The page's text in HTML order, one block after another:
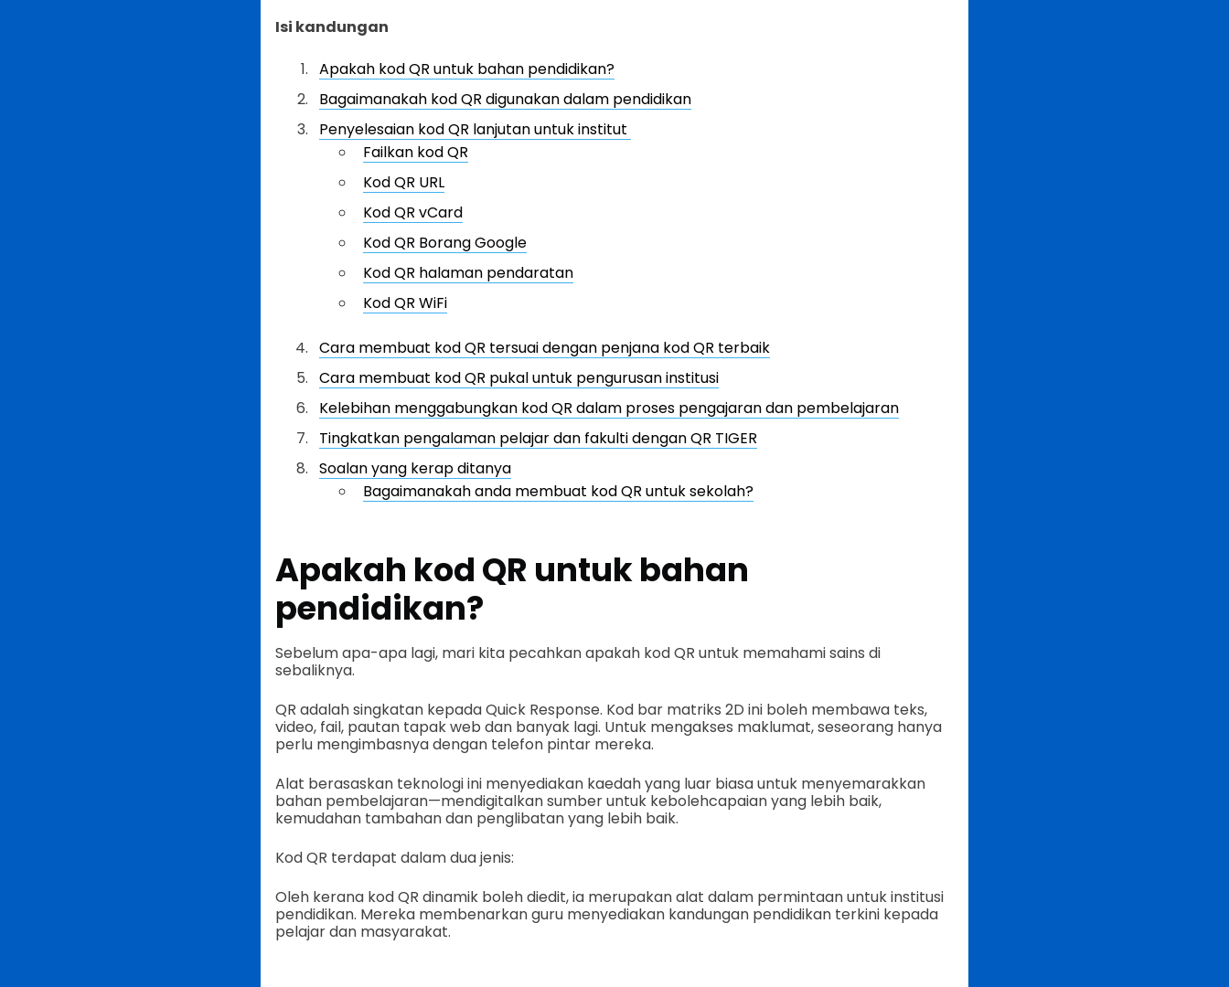
Isi kandungan
Apakah kod QR untuk bahan pendidikan?
Bagaimanakah kod QR digunakan dalam pendidikan
Penyelesaian kod QR lanjutan untuk institut
Failkan kod QR
Kod QR URL
Kod QR vCard
Kod QR Borang Google
Kod QR halaman pendaratan
Kod QR WiFi
Cara membuat kod QR tersuai dengan penjana kod QR terbaik
Cara membuat kod QR pukal untuk pengurusan institusi
Kelebihan menggabungkan kod QR dalam proses pengajaran dan pembelajaran
Tingkatkan pengalaman pelajar dan fakulti dengan QR TIGER
Soalan yang kerap ditanya
Bagaimanakah anda membuat kod QR untuk sekolah?
Apakah kod QR untuk bahan
pendidikan?
Sebelum apa-apa lagi, mari kita pecahkan apakah kod QR untuk memahami sains di
sebaliknya.
QR adalah singkatan kepada Quick Response. Kod bar matriks 2D ini boleh membawa teks,
video, fail, pautan tapak web dan banyak lagi. Untuk mengakses maklumat, seseorang hanya
perlu mengimbasnya dengan telefon pintar mereka.
Alat berasaskan teknologi ini menyediakan kaedah yang luar biasa untuk menyemarakkan
bahan pembelajaran—mendigitalkan sumber untuk kebolehcapaian yang lebih baik,
kemudahan tambahan dan penglibatan yang lebih baik.
Kod QR terdapat dalam dua jenis:
Oleh kerana kod QR dinamik boleh diedit, ia merupakan alat dalam permintaan untuk institusi
pendidikan. Mereka membenarkan guru menyediakan kandungan pendidikan terkini kepada
pelajar dan masyarakat.